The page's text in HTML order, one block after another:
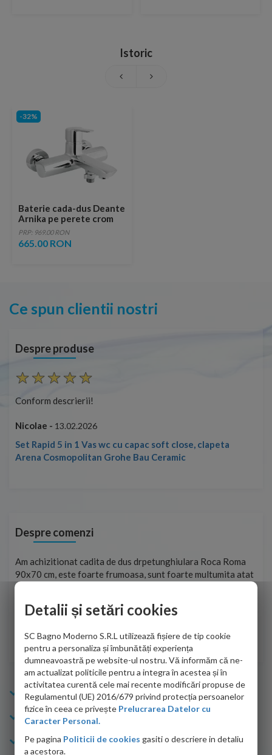
Istoric
-32%
Baterie cada-dus Deante
Arnika pe perete crom
PRP: 969.00 RON
665.00 RON
Ce spun clientii nostri
Despre produse
Conform descrierii!
Nicolae - 13.02.2026
Set Rapid 5 in 1 Vas wc cu capac soft close, clapeta
Arena Cosmopolitan Grohe Bau Ceramic
Despre comenzi
Am achizitionat cadita de dus drpetunghiulara Roca Roma
90x70 cm, este foarte frumoasa, sunt foarte multumita atat
de personalul firmei dvs. cu care am colaborat in obtinerea
adus coletul in siguranta.Numai bine, va doresc!
Sofrone Viviana -28.07.2026
Info Bagno
Cumparaturi
Suport clienti
Detalii și setări cookies
SC Bagno Moderno S.R.L utilizează fișiere de tip cookie
pentru a personaliza și îmbunătăți experiența
dumneavoastră pe website-ul nostru. Vă informăm că ne-
am actualizat politicile pentru a integra în acestea și în
activitatea curentă cele mai recente modificări propuse de
Regulamentul (UE) 2016/679 privind protecția persoanelor
fizice în ceea ce privește Prelucrarea Datelor cu
Caracter Personal.
Pe pagina Politicii de cookies gasiti o descriere in detaliu
a acestora.